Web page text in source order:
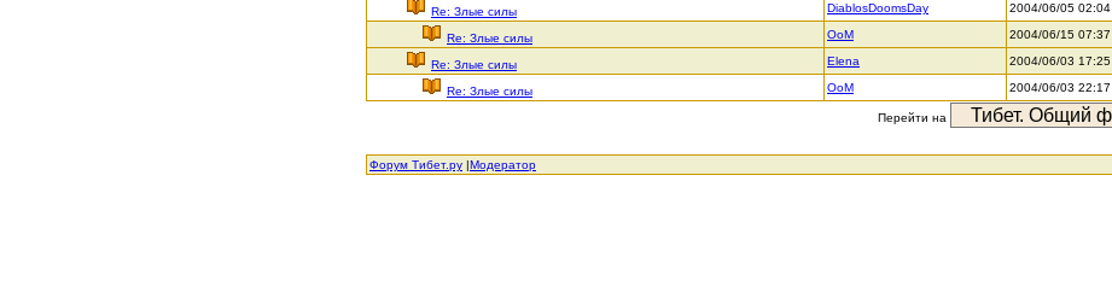
Re: Злые силы DiablosDoomsDay 2004/06/05 02:04
Re: Злые силы OoM 2004/06/15 07:37
Re: Злые силы Elena 2004/06/03 17:25
Re: Злые силы OoM 2004/06/03 22:17
Перейти на
Форум Тибет.ру |Модератор